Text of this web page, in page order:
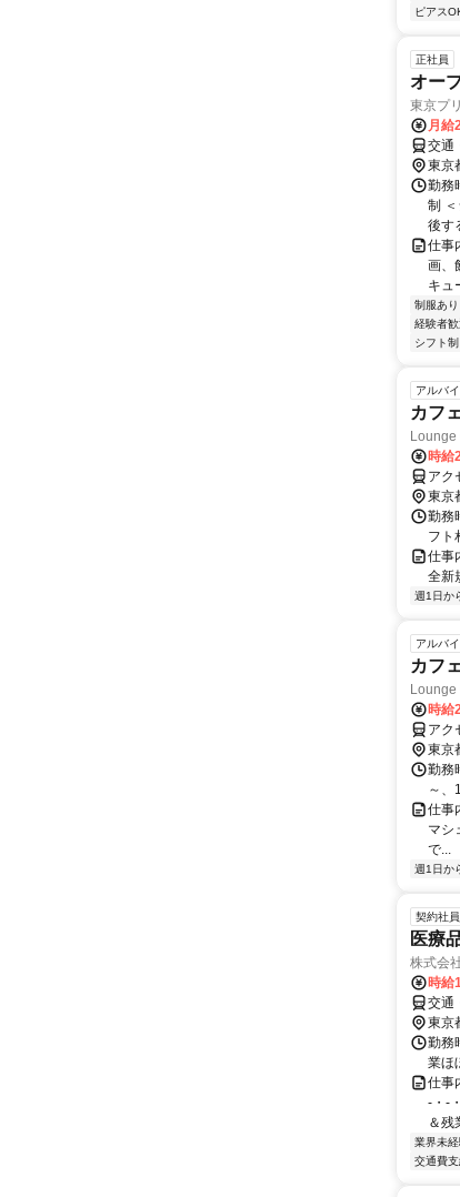
ピアス
正社員
オー
東京プ
月給
交通
東京
勤務
制
後す
仕事
画、
キュ
制服あり
経験者歓
シフト制
アルバ
カフ
時給
東京
勤務
フト
仕事
全新
週1日か
アルバ
カフ
時給
東京
勤務
～、
仕事
マシ
で...
週1日か
契約社員
医療
株式会
時給
交通
東京
勤務
業ほ
仕事
-・-
＆残
業界未
交通費